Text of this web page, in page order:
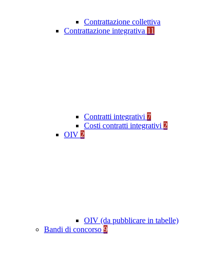
Contrattazione collettiva
Contrattazione integrativa 11
Contratti integrativi 7
Costi contratti integrativi 2
OIV 2
OIV (da pubblicare in tabelle)
Bandi di concorso 9